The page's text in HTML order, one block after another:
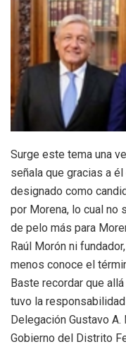
Surge este tema una
señala que gracias a
designado como
por Morena, lo cual no
de pelo más para
Raúl Morón ni
menos conoce el
Baste recordar que
tuvo la
Delegación Gustavo
Gobierno del Distrito